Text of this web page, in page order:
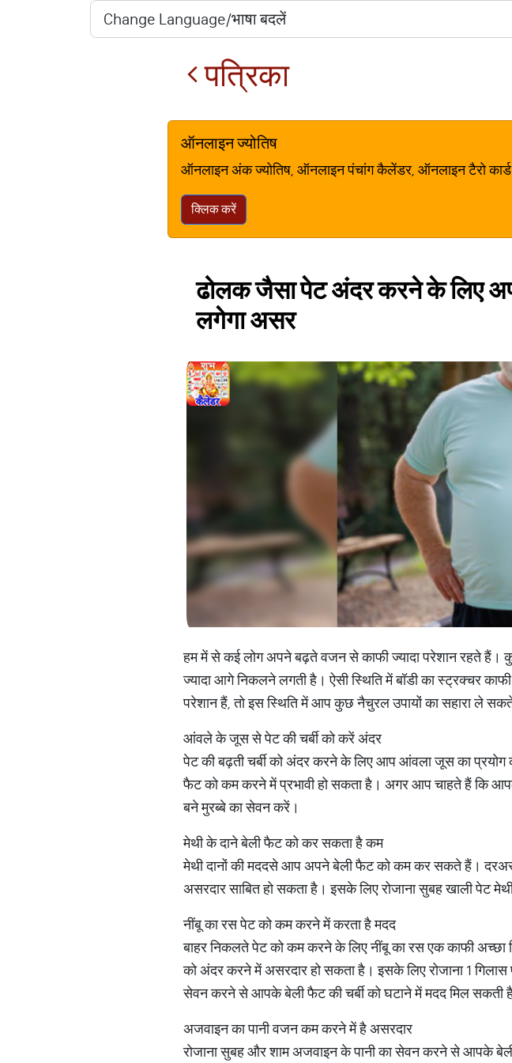
पत्रिका
ऑनलाइन ज्योतिष
ऑनलाइन अंक ज्योतिष, ऑनलाइन पंचांग कैलेंडर, ऑनलाइन टैरो
क्लिक करें
ढोलक जैसा पेट अंदर करने के लिए
लगेगा असर
हम में से कई लोग अपने बढ़ते वजन से काफी ज्यादा परेशान रहते हैं।
ज्यादा आगे निकलने लगती है। ऐसी स्थिति में बॉडी का स्ट्रक्चर
परेशान हैं, तो इस स्थिति में आप कुछ नैचुरल उपायों का सहारा ले
आंवले के जूस से पेट की चर्बी को करें अंदर
पेट की बढ़ती चर्बी को अंदर करने के लिए आप आंवला जूस का
फैट को कम करने में प्रभावी हो सकता है। अगर आप चाहते हैं कि
बने मुरब्बे का सेवन करें।
मेथी के दाने बेली फैट को कर सकता है कम
मेथी दानों की मददसे आप अपने बेली फैट को कम कर सकते हैं।
असरदार साबित हो सकता है। इसके लिए रोजाना सुबह खाली पेट
नींबू का रस पेट को कम करने में करता है मदद
बाहर निकलते पेट को कम करने के लिए नींबू का रस एक काफी
को अंदर करने में असरदार हो सकता है। इसके लिए रोजाना 1
सेवन करने से आपके बेली फैट की चर्बी को घटाने में मदद मिल सकती
अजवाइन का पानी वजन कम करने में है असरदार
रोजाना सुबह और शाम अजवाइन के पानी का सेवन करने से आपके